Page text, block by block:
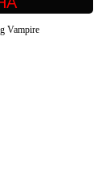
Vampire